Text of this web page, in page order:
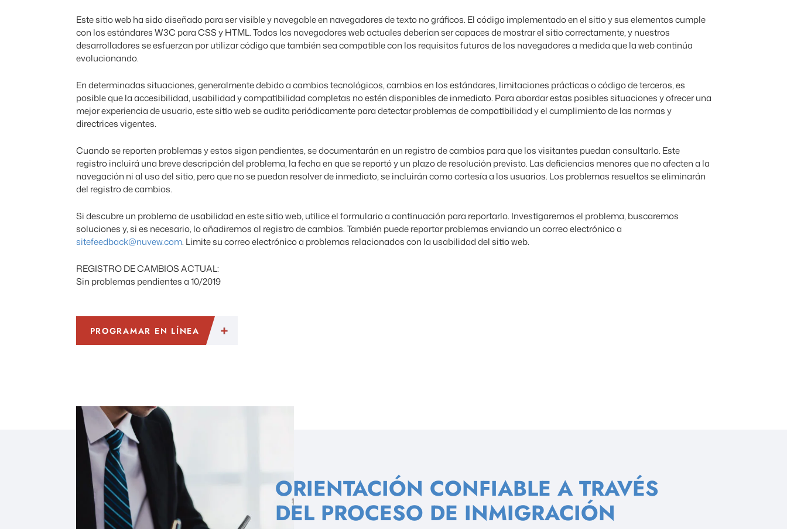
Este sitio web ha sido diseñado para ser visible y navegable en navegadores de texto no gráficos. El código implementado en el sitio y sus elementos cumple
con los estándares W3C para CSS y HTML. Todos los navegadores web actuales deberían ser capaces de mostrar el sitio correctamente, y nuestros
desarrolladores se esfuerzan por utilizar código que también sea compatible con los requisitos futuros de los navegadores a medida que la web continúa
evolucionando.
En determinadas situaciones, generalmente debido a cambios tecnológicos, cambios en los estándares, limitaciones prácticas o código de terceros, es
posible que la accesibilidad, usabilidad y compatibilidad completas no estén disponibles de inmediato. Para abordar estas posibles situaciones y ofrecer una
mejor experiencia de usuario, este sitio web se audita periódicamente para detectar problemas de compatibilidad y el cumplimiento de las normas y
directrices vigentes.
Cuando se reporten problemas y estos sigan pendientes, se documentarán en un registro de cambios para que los visitantes puedan consultarlo. Este
registro incluirá una breve descripción del problema, la fecha en que se reportó y un plazo de resolución previsto. Las deficiencias menores que no afecten a la
navegación ni al uso del sitio, pero que no se puedan resolver de inmediato, se incluirán como cortesía a los usuarios. Los problemas resueltos se eliminarán
del registro de cambios.
Si descubre un problema de usabilidad en este sitio web, utilice el formulario a continuación para reportarlo. Investigaremos el problema, buscaremos
soluciones y, si es necesario, lo añadiremos al registro de cambios. También puede reportar problemas enviando un correo electrónico a
sitefeedback@nuvew.com. Limite su correo electrónico a problemas relacionados con la usabilidad del sitio web.
REGISTRO DE CAMBIOS ACTUAL:
Sin problemas pendientes a 10/2019
PROGRAMAR EN LÍNEA
ORIENTACIÓN CONFIABLE A TRAVÉS
DEL PROCESO DE INMIGRACIÓN